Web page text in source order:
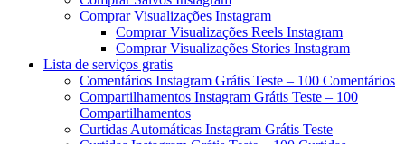
Comprar Visualizações Instagram
Comprar Visualizações Reels Instagram
Comprar Visualizações Stories Instagram
Lista de serviços gratis
Comentários Instagram Grátis Teste – 100 Comentários
Compartilhamentos Instagram Grátis Teste – 100
Compartilhamentos
Curtidas Automáticas Instagram Grátis Teste